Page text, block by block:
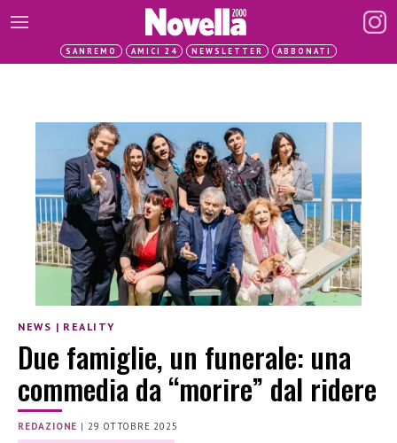
SANREMO AMICI 24 NEWSLETTER ABBONATI
NEWS | REALITY
Due famiglie, un funerale: una
commedia da “morire” dal ridere
REDAZIONE | 29 OTTOBRE 2025